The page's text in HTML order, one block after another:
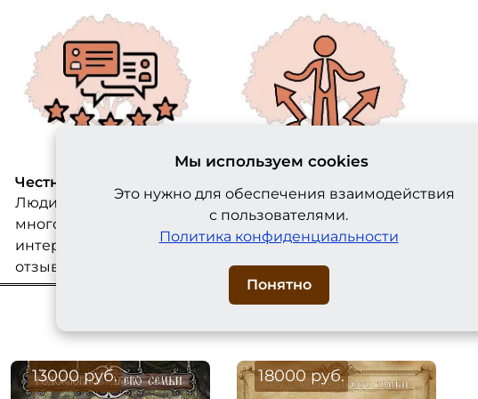
Честные отзывы.
Люди пишут про нас
много добрых слов и в
интернете, и в разделе
отзывов на сайте.
Делаем все работы в
сфере генеалогии, от
поиска предков до
оформления картин.
13000 руб. 18000 руб.
Мы используем cookies
Это нужно для обеспечения взаимодействия
с пользователями.
Политика конфиденциальности
Понятно